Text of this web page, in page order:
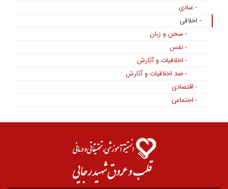
- عبادی
- اخلاقی
- سخن و زبان
- نفس
- اخلاقیات و آثارش
- ضد اخلاقیات و آثارش
- اقتصادی
- اجتماعی